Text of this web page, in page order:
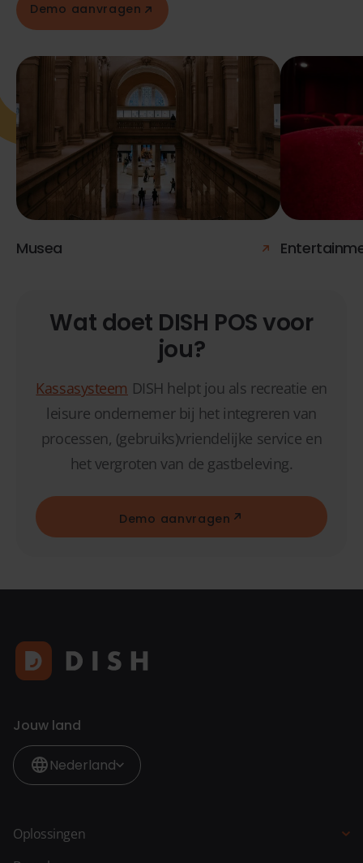
Demo aanvragen
Musea
Wat doet DISH POS voor
jou?
Kassasysteem DISH helpt jou als recreatie en
leisure ondernemer bij het integreren van
processen, (gebruiks)vriendelijke service en
het vergroten van de gastbeleving.
Demo aanvragen
Jouw land
Nederland
Oplossingen